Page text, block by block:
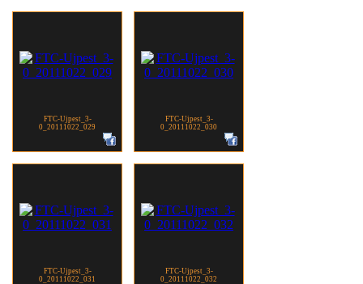
FTC-Ujpest_3-
0_20111022_029
FTC-Ujpest_3-
0_20111022_030
FTC-Ujpest_3-
0_20111022_031
FTC-Ujpest_3-
0_20111022_032